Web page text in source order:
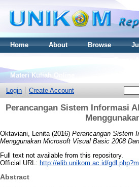
Home About Browse
Materi Kuliah Online
Login
Create Account
Perancangan Sistem Informasi
Oktaviani, Lenita (2016) Perancangan Sistem
Menggunakan Microsoft Visual Basic 2008 Dan
Full text not available from this repository.
Official URL: http://elib.unikom.ac.id/
Abstract